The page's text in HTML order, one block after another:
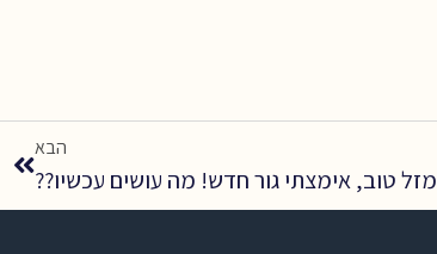
הבא
מזל טוב, אימצתי גור חדש! מה עושים עכשיו??